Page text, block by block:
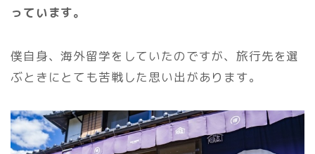
っています。
僕自身、海外留学をしていたのですが、旅行先を選
ぶときにとても苦戦した思い出があります。